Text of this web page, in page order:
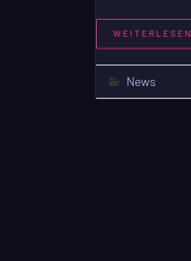
WEITERLESEN
News